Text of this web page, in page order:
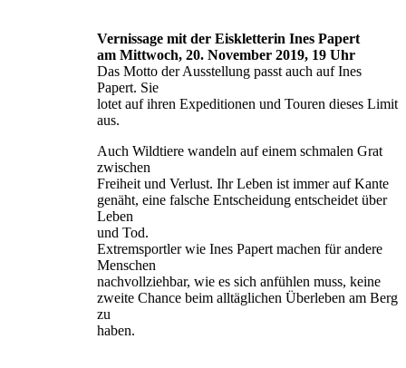
Vernissage mit der Eiskletterin Ines Papert
am Mittwoch, 20. November 2019, 19 Uhr
Das Motto der Ausstellung passt auch auf Ines
Papert. Sie
lotet auf ihren Expeditionen und Touren dieses Limit
aus.
Auch Wildtiere wandeln auf einem schmalen Grat
zwischen
Freiheit und Verlust. Ihr Leben ist immer auf Kante
genäht, eine falsche Entscheidung entscheidet über
Leben
und Tod.
Extremsportler wie Ines Papert machen für andere
Menschen
nachvollziehbar, wie es sich anfühlen muss, keine
zweite Chance beim alltäglichen Überleben am Berg
zu
haben.